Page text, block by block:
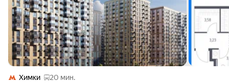
Химки
20 мин.